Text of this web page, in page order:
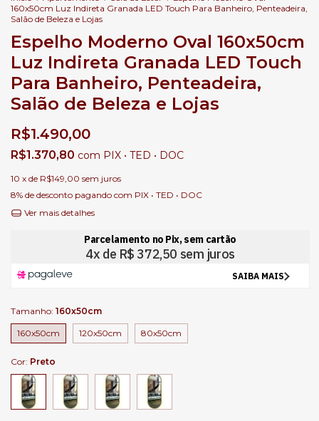
160x50cm Luz Indireta Granada LED Touch Para Banheiro, Penteadeira,
Salão de Beleza e Lojas
Espelho Moderno Oval 160x50cm
Luz Indireta Granada LED Touch
Para Banheiro, Penteadeira,
Salão de Beleza e Lojas
R$1.490,00
R$1.370,80 com PIX • TED • DOC
10 x de R$149,00 sem juros
8% de desconto pagando com PIX • TED • DOC
Ver mais detalhes
Tamanho: 160x50cm
160x50cm 120x50cm 80x50cm
Cor: Preto